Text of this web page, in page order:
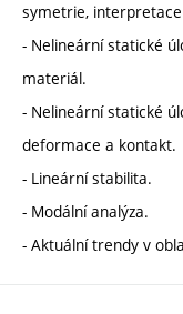
symetrie,
- Nelineární statické
materiál.
- Nelineární statické
deformace a kontakt.
- Lineární stabilita.
- Modální analýza.
- Aktuální trendy v